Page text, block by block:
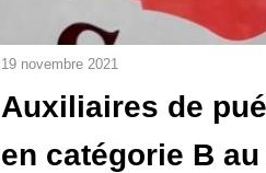
19 novembre 2021
Auxiliaires de
en catégorie B